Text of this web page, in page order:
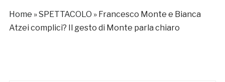
Home »SPETTACOLO » Francesco Monte e Bianca
Atzei complici? Il gesto di Monte parla chiaro